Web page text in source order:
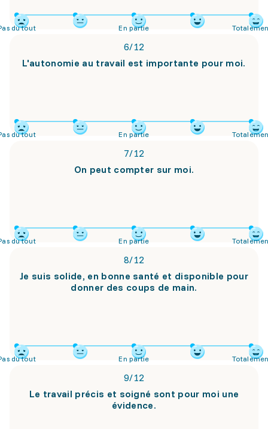
du tout En partie
6/12
L'autonomie au travail est importante pour moi.
du tout En partie
7/12
On peut compter sur moi.
du tout En partie
8/12
Je suis solide, en bonne santé et disponible pour
donner des coups de main.
du tout En partie
9/12
Le travail précis et soigné sont pour moi une
évidence.